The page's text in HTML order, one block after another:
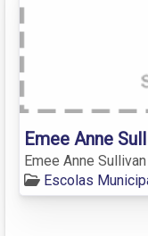
Emee Anne
Emee Anne Sullivan
Escolas